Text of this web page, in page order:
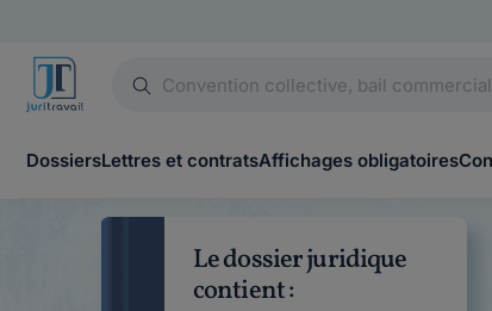
DossiersLettres et contratsAffichages obligatoires
Le dossier juridique
contient :